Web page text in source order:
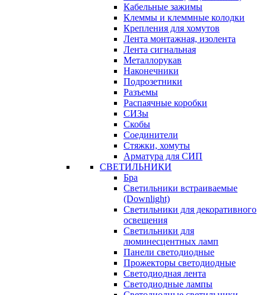
Кабельные зажимы
Клеммы и клеммные колодки
Крепления для хомутов
Лента монтажная, изолента
Лента сигнальная
Металлорукав
Наконечники
Подрозетники
Разъемы
Распаячные коробки
СИЗы
Скобы
Соединители
Стяжки, хомуты
Арматура для СИП
СВЕТИЛЬНИКИ
Бра
Светильники встраиваемые
(Downlight)
Светильники для декоративного
освещения
Светильники для
люминесцентных ламп
Панели светодиодные
Прожекторы светодиодные
Светодиодная лента
Светодиодные лампы